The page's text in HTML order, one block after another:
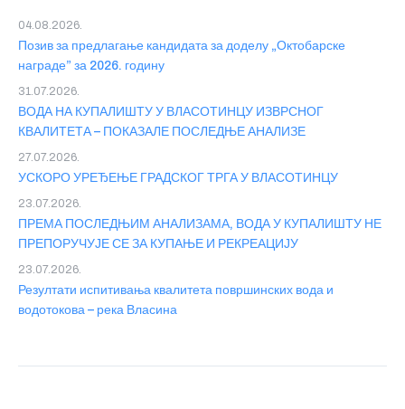
Позив за предлагање кандидата за доделу „Октобарске
награде” за 2026. годину
04.08.2026.
ВОДА НА КУПАЛИШТУ У ВЛАСОТИНЦУ ИЗВРСНОГ
КВАЛИТЕТА – ПОКАЗАЛЕ ПОСЛЕДЊЕ АНАЛИЗЕ
31.07.2026.
УСКОРО УРЕЂЕЊЕ ГРАДСКОГ ТРГА У ВЛАСОТИНЦУ
27.07.2026.
ПРЕМА ПОСЛЕДЊИМ АНАЛИЗАМА, ВОДА У КУПАЛИШТУ НЕ
ПРЕПОРУЧУЈЕ СЕ ЗА КУПАЊЕ И РЕКРЕАЦИЈУ
23.07.2026.
Резултати испитивања квалитета површинских вода и
водотокова – река Власина
23.07.2026.